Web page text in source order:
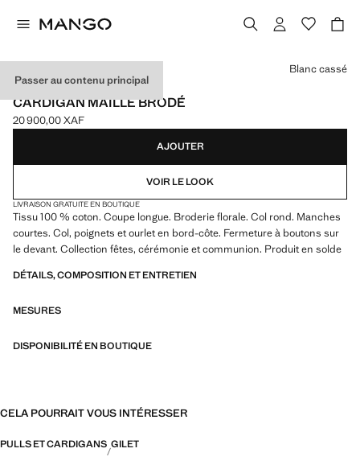
Passer au contenu principal
EVENTS
CARDIGAN MAILLE BRODÉ
Prix actuel [20 900,00 XAF ]
20 900,00 XAF
Choisissez une couleur
Blanc cassé
AJOUTER
VOIR LE LOOK
LIVRAISON GRATUITE EN BOUTIQUE
Tissu 100 % coton. Coupe longue. Broderie florale. Col rond. Manches
courtes. Col, poignets et ourlet en bord-côte. Fermeture à boutons sur
le devant. Collection fêtes, cérémonie et communion. Produit en solde
DÉTAILS, COMPOSITION ET ENTRETIEN
MESURES
DISPONIBILITÉ EN BOUTIQUE
CELA POURRAIT VOUS INTÉRESSER
PULLS ET CARDIGANS GILET